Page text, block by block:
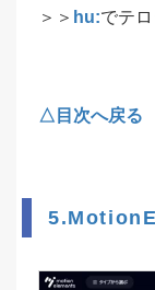
＞＞ hu:でテ
△目次へ戻る